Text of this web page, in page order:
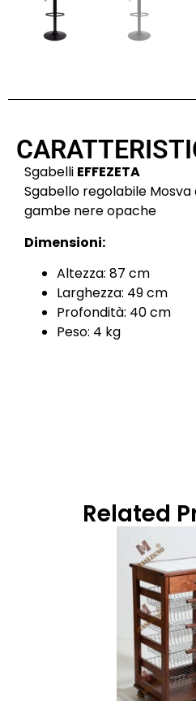
Sgabelli EFFEZETA
Sgabello regolabile
gambe nere opache
Dimensioni:
Altezza: 87 cm
Larghezza: 49 cm
Profondità: 40 cm
Peso: 4 kg
Related